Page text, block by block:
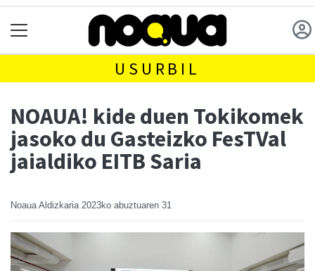
USURBIL
NOAUA! kide duen Tokikomek
jasoko du Gasteizko FesTVal
jaialdiko EITB Saria
Noaua Aldizkaria 2023ko abuztuaren 31